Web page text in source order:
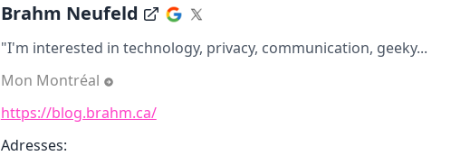
Brahm Neufeld
"I'm interested in technology, privacy, communication, geeky...
Mon Montréal
https://blog.brahm.ca/
Adresses: